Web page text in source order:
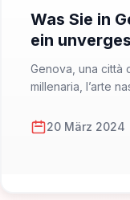
Was Sie in
ein
haben
Genova, una città
millenaria, l’arte
20 März 2024